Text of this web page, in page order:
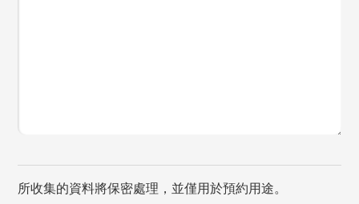
所收集的資料將保密處理，並僅用於預約用途。